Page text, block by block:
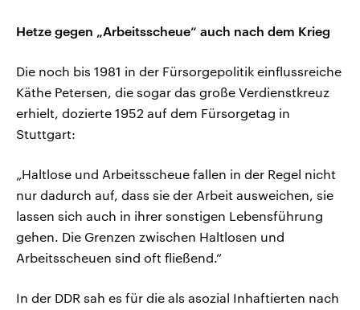
Hetze gegen „Arbeitsscheue“ auch nach dem Krieg
Die noch bis 1981 in der Fürsorgepolitik einflussreiche
Käthe Petersen, die sogar das große Verdienstkreuz
erhielt, dozierte 1952 auf dem Fürsorgetag in
Stuttgart:
„Haltlose und Arbeitsscheue fallen in der Regel nicht
nur dadurch auf, dass sie der Arbeit ausweichen, sie
lassen sich auch in ihrer sonstigen Lebensführung
gehen. Die Grenzen zwischen Haltlosen und
Arbeitsscheuen sind oft fließend.“
In der DDR sah es für die als asozial Inhaftierten nach